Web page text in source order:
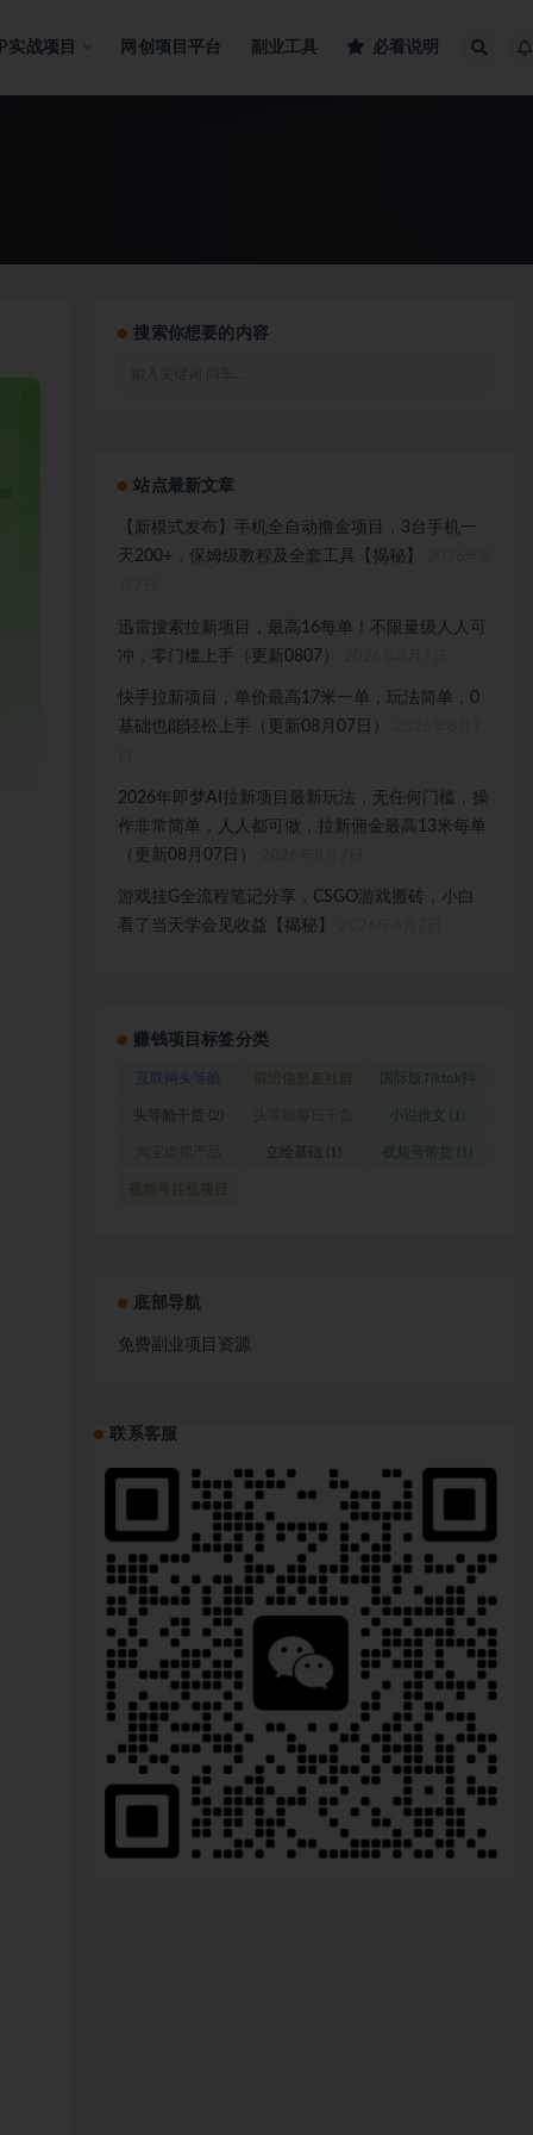
实战项目 网创项目平台 副业工具 必看说明
搜索你想要的内容
站点最新文章
【新模式发布】手机全自动撸金项目，3台手机一
天200+，保姆级教程及全套工具【揭秘】
迅雷搜索拉新项目，最高16每单！不限量级人人可
冲，零门槛上手（更新0807）
快手拉新项目，单价最高17米一单，玩法简单，0
基础也能轻松上手（更新08月07日）
2026年即梦AI拉新项目最新玩法，无任何门槛，操
作非常简单，人人都可做，拉新佣金最高13米每单
（更新08月07日）
游戏挂G全流程笔记分享，CSGO游戏搬砖，小白
看了当天学会见收益【揭秘】
赚钱项目标签分类
互联网头等舱
(1)
前沿信息差社群 国际版Tiktok抖
音运营(1)
头等舱干货 (2)
(1)
小说推文 (1)
(1)
立绘基础 (1) 视频号带货 (1)
视频号挂机项目
底部导航
免费副业项目资源
联系客服